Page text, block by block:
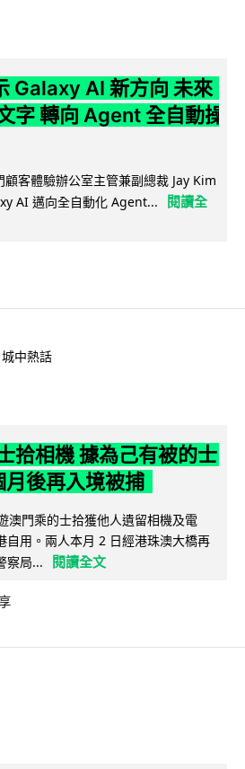
Galaxy AI 新方向 未來
字 轉向 Agent 全自動操
客體驗辦公室主管兼副總裁 Jay Kim
AI 邁向全自動化 Agent...
閱讀全
城中熱話
拾相機 據為己有被的士
後再入境被捕
澳門乘的士拾獲他人遺留相機及電
自用。兩人本月 2 日經港珠澳大橋再
察局...
閱讀全文